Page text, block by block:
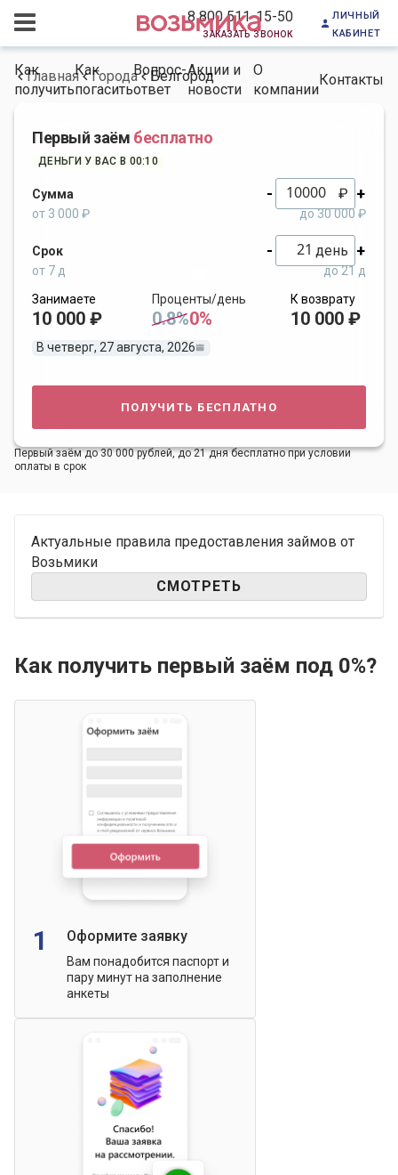
8 800 511-15-50
заказать звонок
личный
кабинет
Как
получить
Как
погасить
Вопрос-
ответ
Акции и
новости
О
компании
Контакты
Главная Города Белгород
Первый заём бесплатно
ДЕНЬГИ У ВАС В 00:10
Сумма - ₽ +
от 3 000 ₽ до 30 000 ₽
Срок - день +
от 7 д
до 21 д
Занимаете
10 000 ₽
Проценты/день
0.8%0%
К возврату
10 000 ₽
В четверг, 27 августа, 2026
получить бесплатно
Первый заём до 30 000 рублей, до 21 дня бесплатно при условии
оплаты в срок
Актуальные правила предоставления займов от
Возьмики
СМОТРЕТЬ
Как получить первый заём под 0%?
1 Оформите заявку
Вам понадобится паспорт и
пару минут на заполнение
анкеты